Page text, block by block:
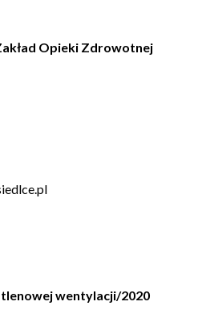
Opieki Zdrowotnej
wentylacji/2020